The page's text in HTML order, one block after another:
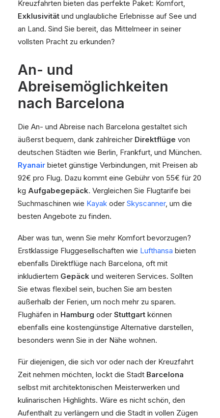
Kreuzfahrten bieten das perfekte Paket: Komfort,
Exklusivität und unglaubliche Erlebnisse auf See und
an Land. Sind Sie bereit, das Mittelmeer in seiner
vollsten Pracht zu erkunden?
An- und
Abreisemöglichkeiten
nach Barcelona
Die An- und Abreise nach Barcelona gestaltet sich
äußerst bequem, dank zahlreicher Direktflüge von
deutschen Städten wie Berlin, Frankfurt, und München.
Ryanair bietet günstige Verbindungen, mit Preisen ab
92€ pro Flug. Dazu kommt eine Gebühr von 55€ für 20
kg Aufgabegepäck. Vergleichen Sie Flugtarife bei
Suchmaschinen wie Kayak oder Skyscanner, um die
besten Angebote zu finden.
Aber was tun, wenn Sie mehr Komfort bevorzugen?
Erstklassige Fluggesellschaften wie Lufthansa bieten
ebenfalls Direktflüge nach Barcelona, oft mit
inkludiertem Gepäck und weiteren Services. Sollten
Sie etwas flexibel sein, buchen Sie am besten
außerhalb der Ferien, um noch mehr zu sparen.
Flughäfen in Hamburg oder Stuttgart können
ebenfalls eine kostengünstige Alternative darstellen,
besonders wenn Sie in der Nähe wohnen.
Für diejenigen, die sich vor oder nach der Kreuzfahrt
Zeit nehmen möchten, lockt die Stadt Barcelona
selbst mit architektonischen Meisterwerken und
kulinarischen Highlights. Wäre es nicht schön, den
Aufenthalt zu verlängern und die Stadt in vollen Zügen